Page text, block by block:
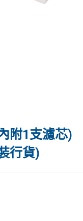
附1支濾芯)
行貨)